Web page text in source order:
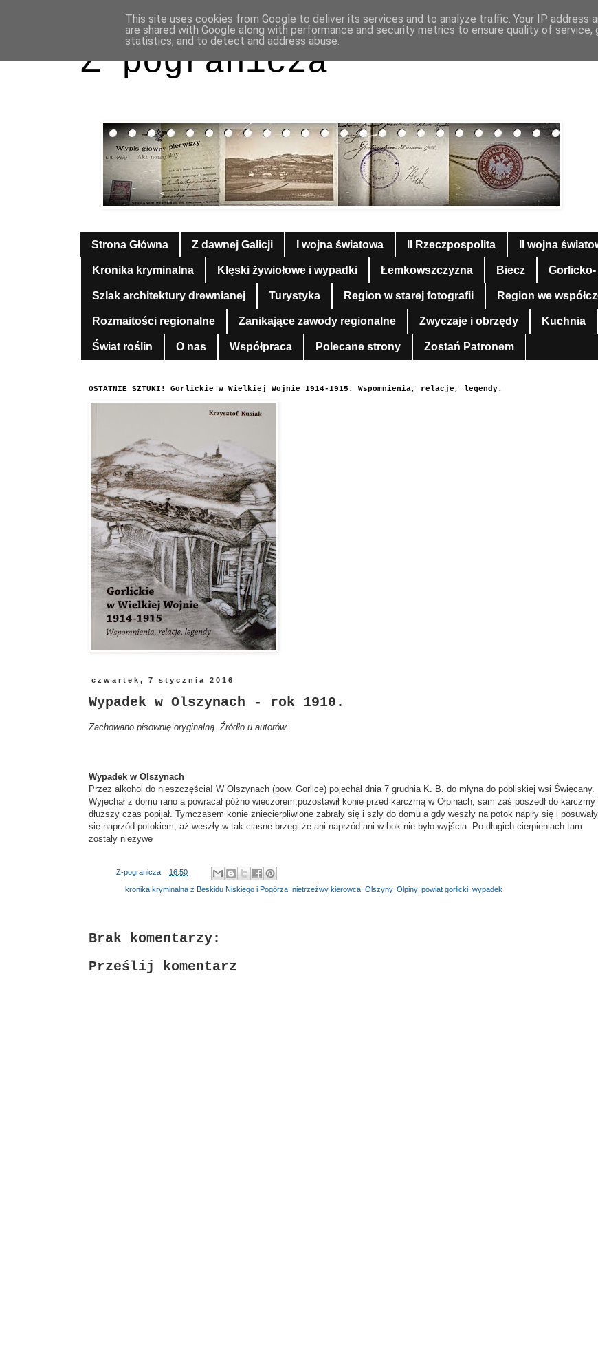
Z pogranicza
Strona Główna Z dawnej Galicji I wojna światowa II Rzeczpospolita II wojna
Kronika kryminalna Klęski żywiołowe i wypadki Łemkowszczyzna Biecz Gorlicko-
Szlak architektury drewnianej Turystyka Region w starej fotografii Region we
Rozmaitości regionalne Zanikające zawody regionalne Zwyczaje i obrzędy Kuchnia
Świat roślin O nas Współpraca Polecane strony Zostań Patronem
OSTATNIE SZTUKI! Gorlickie w Wielkiej Wojnie 1914-1915. Wspomnienia, relacje, legendy.
czwartek, 7 stycznia 2016
Wypadek w Olszynach - rok 1910.
Zachowano pisownię oryginalną. Źródło u autorów.
Wypadek w Olszynach
Przez alkohol do nieszczęścia! W Olszynach (pow. Gorlice) pojechał dnia 7 grudnia K. B. do młyna do pobliskiej wsi Święcany.
Wyjechał z domu rano a powracał późno wieczorem;pozostawił konie przed karczmą w Ołpinach, sam zaś poszedł do karczmy
dłuższy czas popijał. Tymczasem konie zniecierpliwione zabrały się i szły do domu a gdy weszły na potok napiły się i posuwały
się naprzód potokiem, aż weszły w tak ciasne brzegi że ani naprzód ani w bok nie było wyjścia. Po długich cierpieniach tam
zostały nieżywe
Z-pogranicza 16:50
kronika kryminalna z Beskidu Niskiego i Pogórza nietrzeźwy kierowca Olszyny, Ołpiny, powiat gorlicki wypadek
Brak komentarzy:
Prześlij komentarz
This site uses cookies from Google to deliver its services and to analyze traffic. Your IP address
are shared with Google along with performance and security metrics to ensure quality of service,
statistics, and to detect and address abuse.